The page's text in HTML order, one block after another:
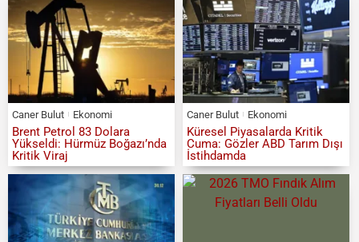
Caner Bulut Ekonomi
Brent Petrol 83 Dolara
Yükseldi: Hürmüz Boğazı’nda
Kritik Viraj
Caner Bulut Ekonomi
Küresel Piyasalarda Kritik
Cuma: Gözler ABD Tarım Dışı
İstihdamda